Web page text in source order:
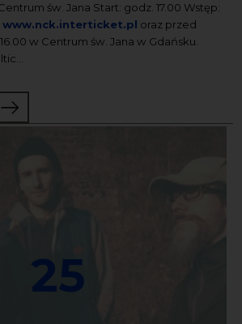
św. Jana Start: godz. 17.00 Wstęp:
www.nck.interticket.pl oraz przed
w Centrum św. Jana w Gdańsku.
Baltic Sea Festival w Gdańsku
25